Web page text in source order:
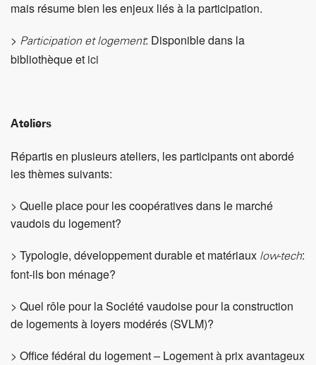
> Quelle place pour les coopératives dans le marché
> Typologie, développement durable et matériaux
de logements à loyers modérés (SVLM)?
> Office fédéral du logement – Logement à prix avantageux
: un kit d’options à disposition des villes et des communes
> Construire 5’000 à 6’000 logements par an: comment?
L’ensemble des présentations de la journée est disponible